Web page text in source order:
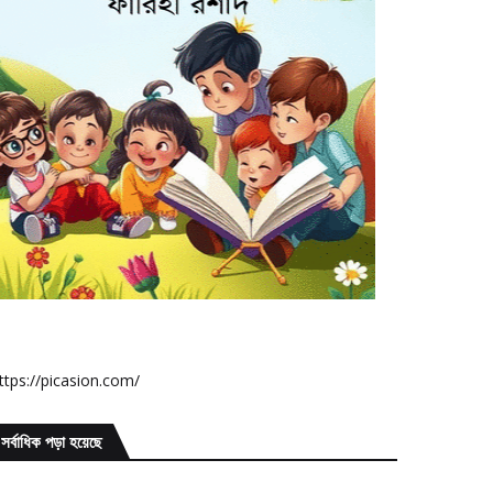
picasion.com/
সর্বাধিক পড়া হয়েছে